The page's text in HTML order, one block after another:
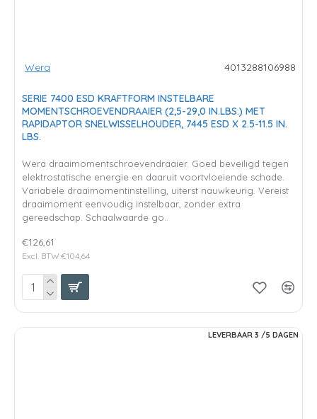
Wera 4013288106988
SERIE 7400 ESD KRAFTFORM INSTELBARE
MOMENTSCHROEVENDRAAIER (2,5-29,0 IN.LBS.) MET
RAPIDAPTOR SNELWISSELHOUDER, 7445 ESD X 2.5-11.5 IN.
LBS.
Wera draaimomentschroevendraaier. Goed beveiligd tegen
elektrostatische energie en daaruit voortvloeiende schade.
Variabele draaimomentinstelling, uiterst nauwkeurig. Vereist
draaimoment eenvoudig instelbaar, zonder extra
gereedschap. Schaalwaarde go..
€126,61
Excl. BTW:€104,64
LEVERBAAR 3 /5 DAGEN